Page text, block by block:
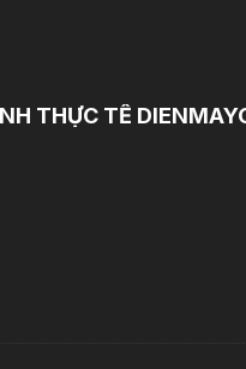
THỰC TẾ